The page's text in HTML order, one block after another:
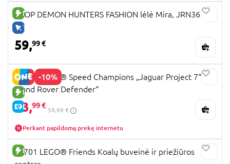
NAUJA PREKĖ
TIK INTERNETU
KPOP DEMON HUNTERS FASHION lėlė Mira, JRN36
59,99 €
-10%
NAUJA PREKĖ
E-KAINA
77264 LEGO® Speed Champions „Jaguar Project 7“ ir
„Land Rover Defender“
53,99 €
59,99 €
Perkant papildomą prekę internetu
NAUJA PREKĖ
42701 LEGO® Friends Koalų buveinė ir priežiūros